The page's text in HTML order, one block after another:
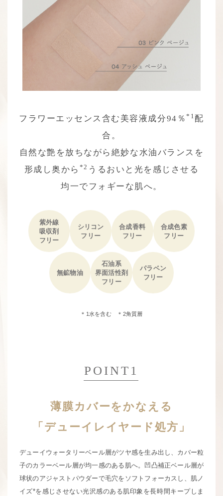
フラワーエッセンス含む美容液成分94％*1配
合。
自然な艶を放ちながら絶妙な水油バランスを
形成し奥から *2 うるおいと光を感じさせる
均一でフォギーな肌へ。
紫外線
吸収剤
フリー
シリコン
フリー
合成香料
フリー
合成色素
フリー
無鉱物油
石油系
界面活性剤
フリー
パラベン
フリー
＊1水を含む ＊2角質層
POINT1
薄膜カバーをかなえる
「デューイレイヤード処方」
デューイウォータリーベール層がツヤ感を生み出し、カバー粒
子のカラーベール層が均一感のある肌へ。
凹凸補正ベール層が
球状のアジャストパウダーで毛穴をソフトフォーカスし、 肌ノ
イズ*を感じさせない光沢感のある肌印象を長時間キープしま